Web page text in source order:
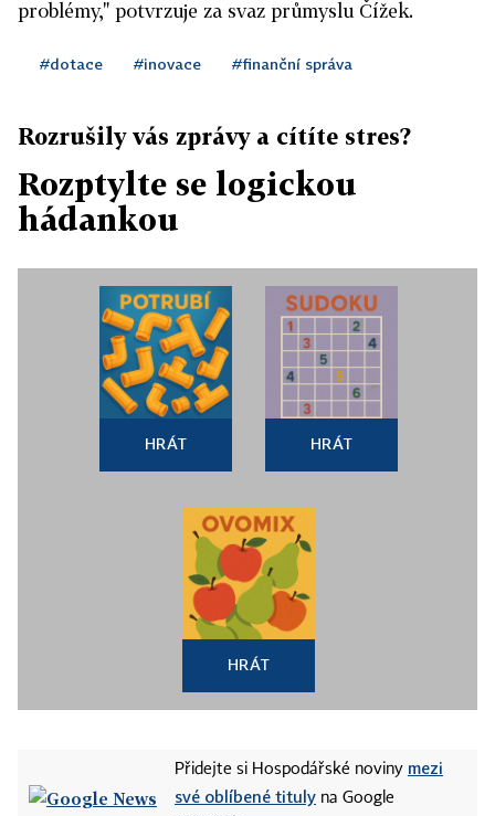
problémy," potvrzuje za svaz průmyslu Čížek.
#dotace #inovace #finanční správa
Rozrušily vás zprávy a cítíte stres?
Rozptylte se logickou
hádankou
HRÁT HRÁT
HRÁT
Přidejte si Hospodářské noviny mezi
své oblíbené tituly na Google